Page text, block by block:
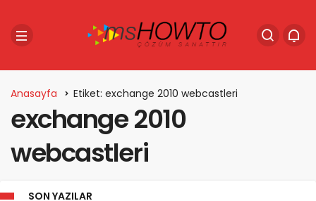
Anasayfa Etiket: exchange 2010 webcastleri
exchange 2010
webcastleri
SON YAZILAR